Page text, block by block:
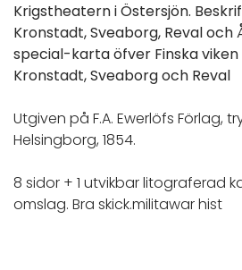
Krigstheatern i Östersjön.
Kronstadt, Sveaborg, Reval
special-karta öfver Finska
Kronstadt, Sveaborg och Reval
Utgiven på F.A. Ewerlöfs Förlag,
Helsingborg, 1854.
8 sidor + 1 utvikbar litograferad
omslag. Bra skick.militawar hist